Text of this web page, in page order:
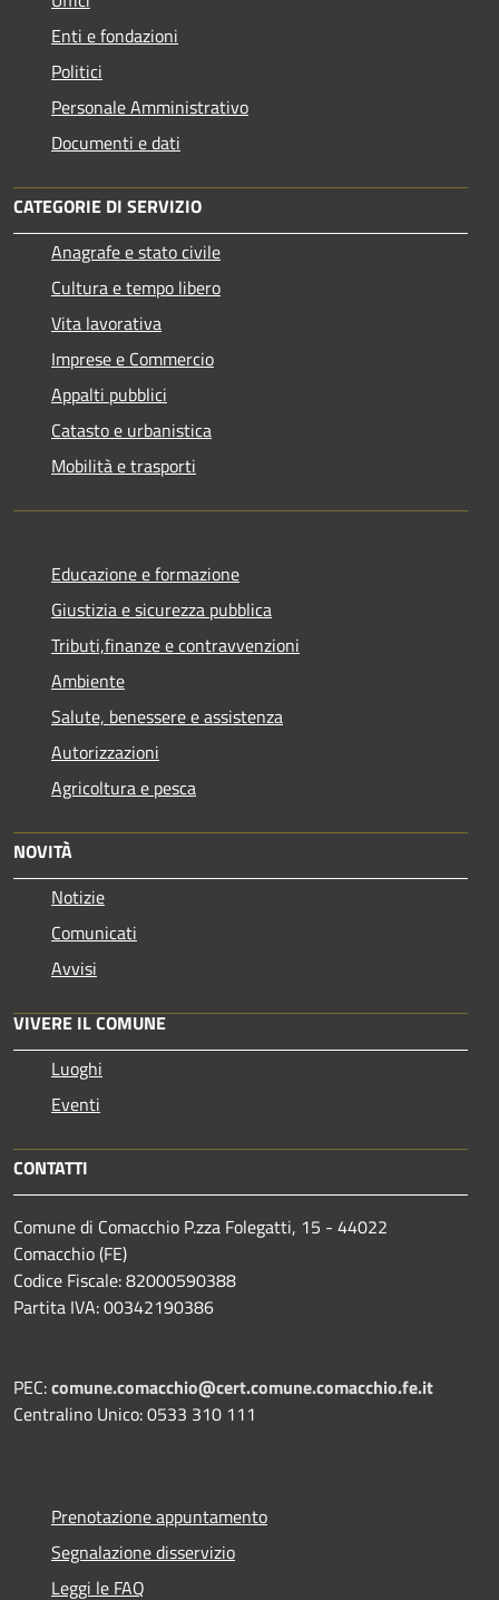
Enti e fondazioni
Politici
Personale Amministrativo
Documenti e dati
CATEGORIE DI SERVIZIO
Anagrafe e stato civile
Cultura e tempo libero
Vita lavorativa
Imprese e Commercio
Appalti pubblici
Catasto e urbanistica
Mobilità e trasporti
Educazione e formazione
Giustizia e sicurezza pubblica
Tributi,finanze e contravvenzioni
Ambiente
Salute, benessere e assistenza
Autorizzazioni
Agricoltura e pesca
NOVITÀ
Notizie
Comunicati
Avvisi
VIVERE IL COMUNE
Luoghi
Eventi
CONTATTI
Comune di Comacchio P.zza Folegatti, 15 - 44022
Comacchio (FE)
Codice Fiscale: 82000590388
Partita IVA: 00342190386
PEC:comune.comacchio@cert.comune.comacchio.fe.it
Centralino Unico: 0533 310 111
Prenotazione appuntamento
Segnalazione disservizio
Leggi le FAQ